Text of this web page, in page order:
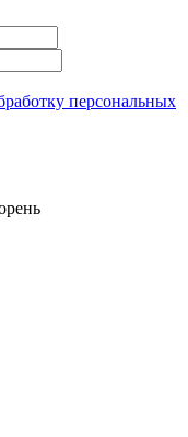
персональных